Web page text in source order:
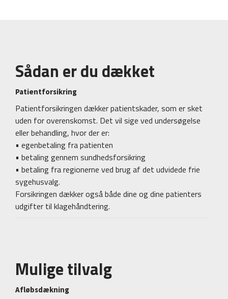
Sådan er du dækket
Patientforsikring
Patientforsikringen dækker patientskader, som er sket
uden for overenskomst. Det vil sige ved undersøgelse
eller behandling, hvor der er:
• egenbetaling fra patienten
• betaling gennem sundhedsforsikring
• betaling fra regionerne ved brug af det udvidede frie
sygehusvalg.
Forsikringen dækker også både dine og dine patienters
udgifter til klagehåndtering.
Mulige tilvalg
Afløbsdækning